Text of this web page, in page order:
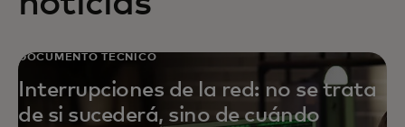
DOCUMENTO TÉCNICO
Interrupciones de la red: no se trata
de si sucederá, sino de cuándo